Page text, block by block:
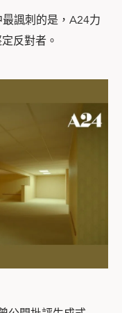
諷刺的是，A24力
反對者。